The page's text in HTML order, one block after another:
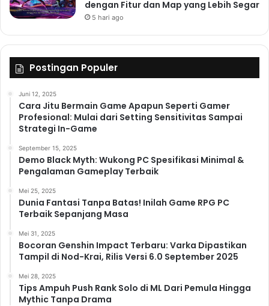
dengan Fitur dan Map yang Lebih Segar
5 hari ago
Postingan Populer
Juni 12, 2025
Cara Jitu Bermain Game Apapun Seperti Gamer
Profesional: Mulai dari Setting Sensitivitas Sampai
Strategi In-Game
September 15, 2025
Demo Black Myth: Wukong PC Spesifikasi Minimal &
Pengalaman Gameplay Terbaik
Mei 25, 2025
Dunia Fantasi Tanpa Batas! Inilah Game RPG PC
Terbaik Sepanjang Masa
Mei 31, 2025
Bocoran Genshin Impact Terbaru: Varka Dipastikan
Tampil di Nod-Krai, Rilis Versi 6.0 September 2025
Mei 28, 2025
Tips Ampuh Push Rank Solo di ML Dari Pemula Hingga
Mythic Tanpa Drama